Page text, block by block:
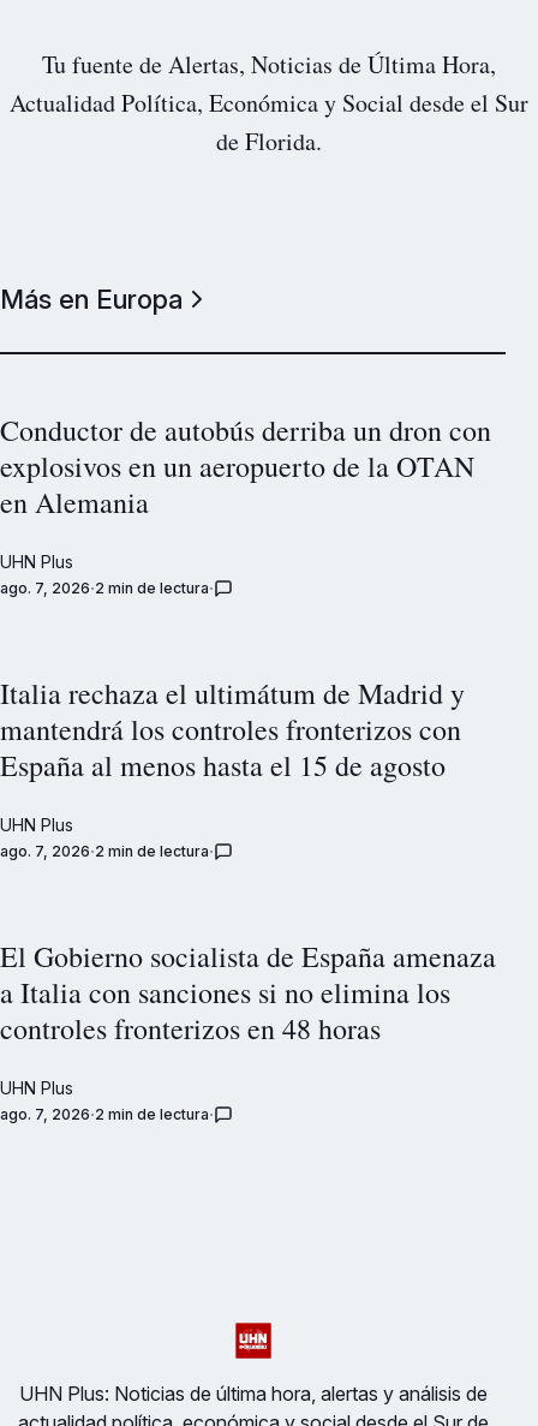
Tu fuente de Alertas, Noticias de Última Hora,
Actualidad Política, Económica y Social desde el Sur
de Florida.
Más en Europa
Conductor de autobús derriba un dron con
explosivos en un aeropuerto de la OTAN
en Alemania
UHN Plus
ago. 7, 2026 2 min de lectura
Italia rechaza el ultimátum de Madrid y
mantendrá los controles fronterizos con
España al menos hasta el 15 de agosto
UHN Plus
ago. 7, 2026 2 min de lectura
El Gobierno socialista de España amenaza
a Italia con sanciones si no elimina los
controles fronterizos en 48 horas
UHN Plus
ago. 7, 2026 2 min de lectura
UHN Plus: Noticias de última hora, alertas y análisis de